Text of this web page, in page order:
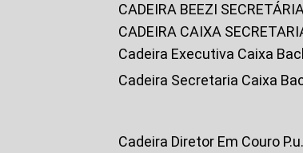
CADEIRA BEEZI
CADEIRA CAIXA
Cadeira Executiva Caixa
Cadeira Secretaria Caixa
Cadeira Diretor Em Couro